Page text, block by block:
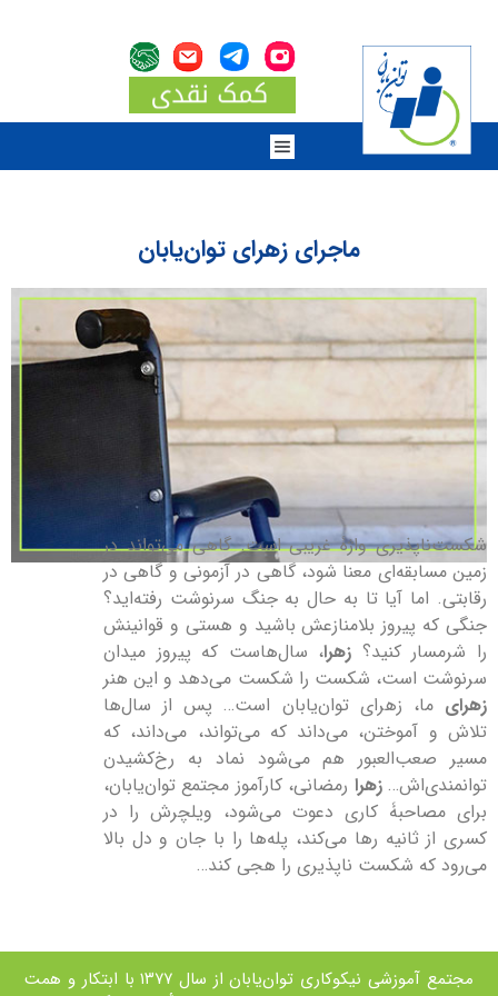
ماجرای زهرای توان‌يابان
شکست‌ناپذیری واژۀ غریبی است. گاهی می‌تواند در
زمین مسابقه‌ای معنا شود، گاهی در آزمونی و گاهی در
رقابتی. اما آیا تا به حال به جنگ سرنوشت رفته‌اید؟
جنگی که پیروز بلامنازعش باشید و هستی و قوانینش
را شرمسار کنید؟ زهرا، سال‌هاست که پیروز میدان
سرنوشت است، شکست را شکست می‌دهد و این هنر
زهرای ما، زهرای توان‌یابان است… پس از سال‌ها
تلاش و آموختن، می‌داند که می‌تواند، می‌داند، که
مسیر صعب‌العبور هم می‌شود نماد به رخ‌کشیدن
توانمندی‌اش…زهرا رمضانی، کارآموز مجتمع توان‌یابان،
برای مصاحبۀ کاری دعوت می‌شود، ویلچرش را در
کسری از ثانیه رها می‌کند، پله‌ها را با جان و دل بالا
می‌رود که شکست ناپذیری را هجی کند…
مجتمع آموزشی نیکوکاری توان‌یابان از سال ۱۳۷۷ با ابتکار و همت